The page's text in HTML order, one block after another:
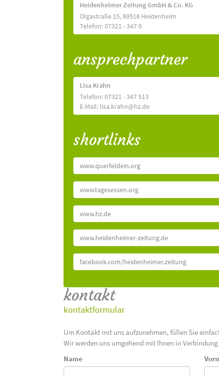
Heidenheimer Zeitung GmbH & Co. KG
Olgastraße 15, 89518 Heidenheim
Telefon: 07321 - 347 0
ansprechpartner
Lisa Krahn
Telefon: 07321 - 347 513
E-Mail: lisa.krahn@hz.de
shortlinks
www.querfeldein.org
www.tagesessen.org
www.hz.de
www.heidenheimer-zeitung.de
facebook.com/heidenheimer.zeitung
kontakt
kontaktformular
Um Kontakt mit uns aufzunehmen, füllen Sie
Wir werden uns umgehend mit Ihnen in
Name